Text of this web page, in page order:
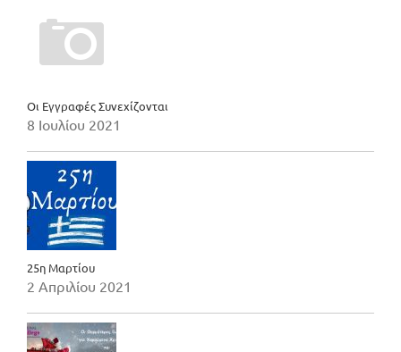
Οι Εγγραφές Συνεχίζονται
8 Ιουλίου 2021
25η Μαρτίου
2 Απριλίου 2021